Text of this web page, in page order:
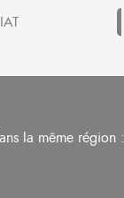
la même région :